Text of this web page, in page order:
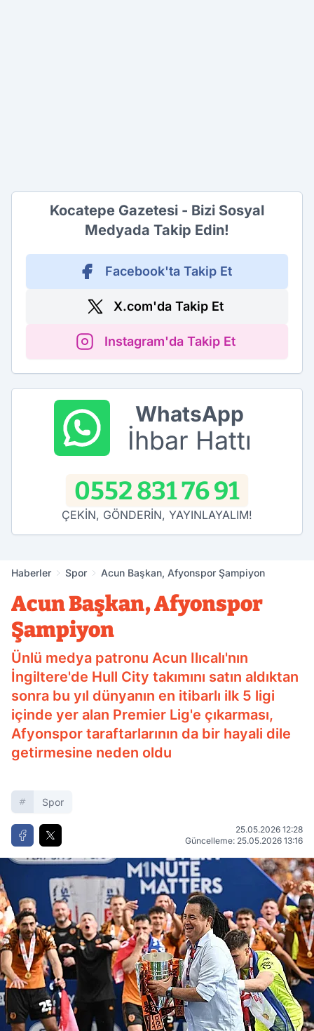
Kocatepe Gazetesi - Bizi Sosyal
Medyada Takip Edin!
Facebook'ta Takip Et
X.com'da Takip Et
Instagram'da Takip Et
WhatsApp
İhbar Hattı
0552 831 76 91
ÇEKİN, GÖNDERİN, YAYINLAYALIM!
Haberler Spor Acun Başkan, Afyonspor Şampiyon
Acun Başkan, Afyonspor
Şampiyon
Ünlü medya patronu Acun Ilıcalı'nın
İngiltere'de Hull City takımını satın aldıktan
sonra bu yıl dünyanın en itibarlı ilk 5 ligi
içinde yer alan Premier Lig'e çıkarması,
Afyonspor taraftarlarının da bir hayali dile
getirmesine neden oldu
Spor
25.05.2026 12:28
Güncelleme: 25.05.2026 13:16